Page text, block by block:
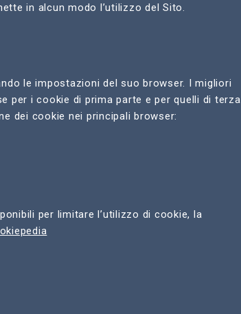
in alcun modo l’utilizzo del Sito.
le impostazioni del suo browser. I migliori
per i cookie di prima parte e per quelli di terza
dei cookie nei principali browser:
per limitare l’utilizzo di cookie, la